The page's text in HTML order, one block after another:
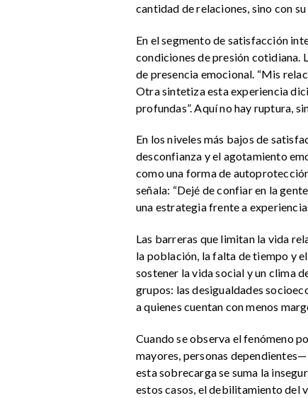
cantidad de relaciones, sino con
En el segmento de satisfacción
condiciones de presión cotidiana.
de presencia emocional. “Mis
Otra sintetiza esta experiencia
profundas”. Aquí no hay ruptura,
En los niveles más bajos de
desconfianza y el agotamiento
como una forma de
señala: “Dejé de confiar en la
una estrategia frente a
Las barreras que limitan la vida
la población, la falta de tiempo y
sostener la vida social y un clima
grupos: las desigualdades
a quienes cuentan con menos
Cuando se observa el fenómeno
mayores, personas
esta sobrecarga se suma la
estos casos, el debilitamiento del